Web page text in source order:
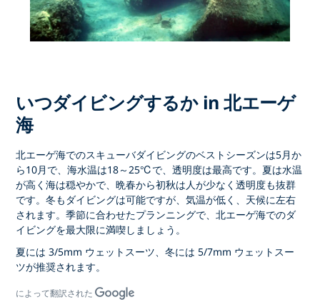
いつダイビングするか in 北エーゲ
海
北エーゲ海でのスキューバダイビングのベストシーズンは5月か
ら10月 で、海水温は18～25℃で、透明度は最高です。夏は水温
が高く海は穏やかで、晩春から初秋は人が少なく透明度も抜群
です。冬もダイビングは可能ですが、気温が低く、天候に左右
されます。季節に合わせたプランニングで、北エーゲ海でのダ
イビングを最大限に満喫しましょう。
夏には 3/5mm ウェットスーツ、冬には 5/7mm ウェットスー
ツが推奨されます。
によって翻訳された